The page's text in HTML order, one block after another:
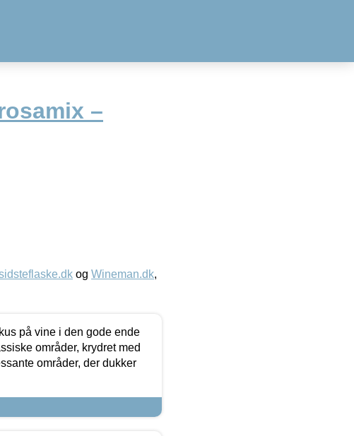
–
og Wineman.dk,
på vine i den gode ende
områder, krydret med
områder, der dukker